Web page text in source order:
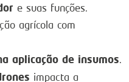
e suas funções.
agrícola com
aplicação de insumos.
impacta a